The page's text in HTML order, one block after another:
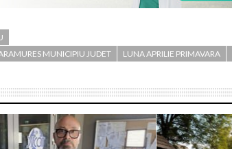
MUNICIPIU JUDET LUNA APRILIE PRIMAVARA